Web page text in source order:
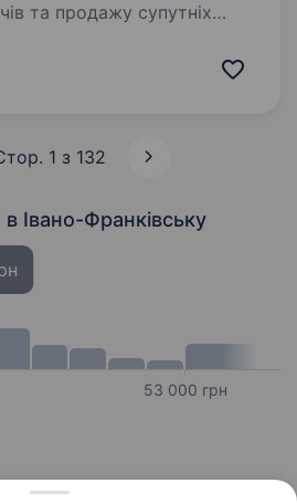
та продажу супутніх
1 з 132
в Івано-Франківську
53 000 грн